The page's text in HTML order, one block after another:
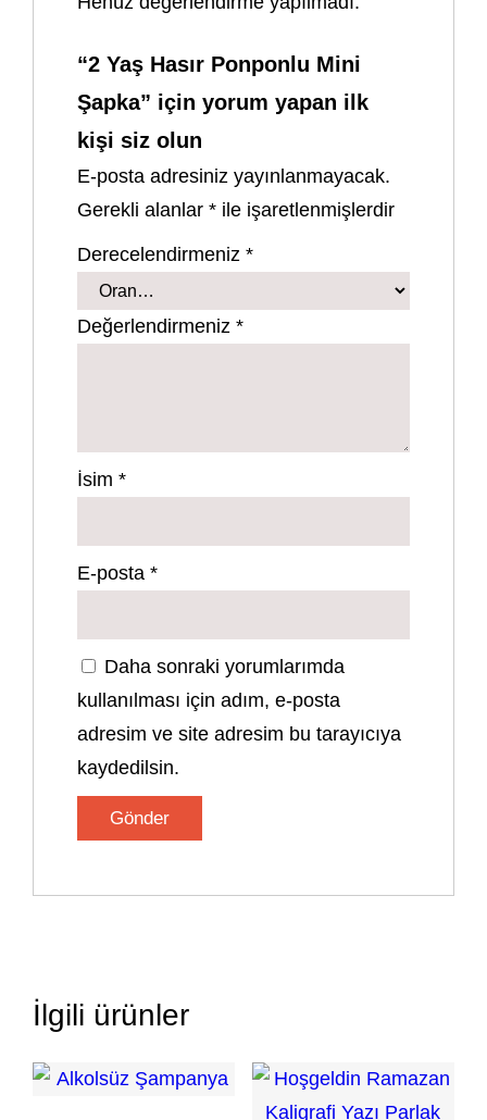
“2 Yaş Hasır Ponponlu Mini
Şapka” için yorum yapan ilk
kişi siz olun
E-posta adresiniz yayınlanmayacak.
Gerekli alanlar* ile işaretlenmişlerdir
Derecelendirmeniz*
Değerlendirmeniz*
İsim*
E-posta*
Daha sonraki yorumlarımda
kullanılması için adım, e-posta
adresim ve site adresim bu tarayıcıya
kaydedilsin.
İlgili ürünler